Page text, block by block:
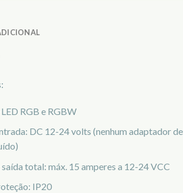
RGB e RGBW
DC 12-24 volts (nenhum adaptador de
total: máx. 15 amperes a 12-24 VCC
IP20